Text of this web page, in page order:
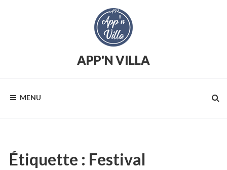
APP'N VILLA
saisonnière
MENU
Étiquette : Festival